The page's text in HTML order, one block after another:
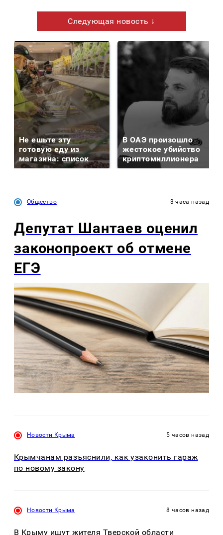
Следующая новость ↓
Не ешьте эту
готовую еду из
магазина: список
В ОАЭ произошло
жестокое убийство
криптомиллионера
Общество 3 часа назад
Депутат Шантаев оценил
законопроект об отмене
ЕГЭ
Новости Крыма 5 часов назад
Крымчанам разъяснили, как узаконить гараж
по новому закону
Новости Крыма 8 часов назад
В Крыму ищут жителя Тверской области